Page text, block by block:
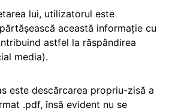
lui, utilizatorul este
această informație cu
astfel la răspândirea
media).
este descărcarea propriu-zisă a
.pdf, însă evident nu se